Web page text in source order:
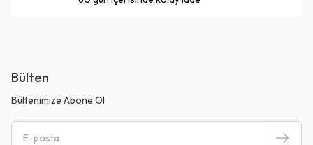
Bülten
Bültenimize Abone Ol